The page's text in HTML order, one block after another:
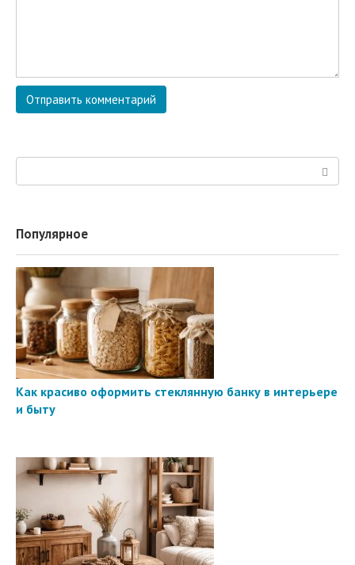
Популярное
Как красиво оформить стеклянную банку в интерьере
и быту